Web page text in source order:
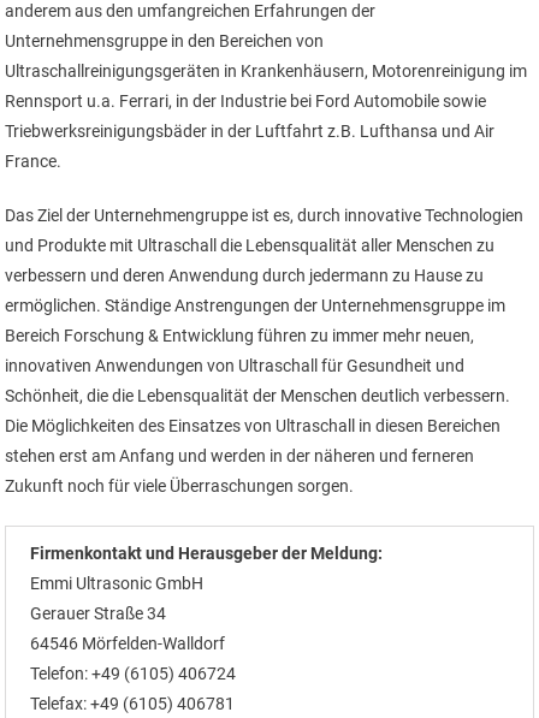
anderem aus den umfangreichen Erfahrungen der
Unternehmensgruppe in den Bereichen von
Ultraschallreinigungsgeräten in Krankenhäusern, Motorenreinigung im
Rennsport u.a. Ferrari, in der Industrie bei Ford Automobile sowie
Triebwerksreinigungsbäder in der Luftfahrt z.B. Lufthansa und Air
France.
Das Ziel der Unternehmengruppe ist es, durch innovative Technologien
und Produkte mit Ultraschall die Lebensqualität aller Menschen zu
verbessern und deren Anwendung durch jedermann zu Hause zu
ermöglichen. Ständige Anstrengungen der Unternehmensgruppe im
Bereich Forschung & Entwicklung führen zu immer mehr neuen,
innovativen Anwendungen von Ultraschall für Gesundheit und
Schönheit, die die Lebensqualität der Menschen deutlich verbessern.
Die Möglichkeiten des Einsatzes von Ultraschall in diesen Bereichen
stehen erst am Anfang und werden in der näheren und ferneren
Zukunft noch für viele Überraschungen sorgen.
Firmenkontakt und Herausgeber der Meldung:
Emmi Ultrasonic GmbH
Gerauer Straße 34
64546 Mörfelden-Walldorf
Telefon: +49 (6105) 406724
Telefax: +49 (6105) 406781